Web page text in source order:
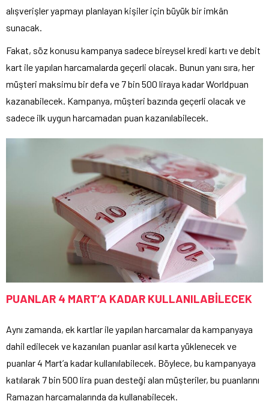
alışverişler yapmayı planlayan kişiler için büyük bir imkân
sunacak.
Fakat, söz konusu kampanya sadece bireysel kredi kartı ve debit
kart ile yapılan harcamalarda geçerli olacak. Bunun yanı sıra, her
müşteri maksimu bir defa ve 7 bin 500 liraya kadar Worldpuan
kazanabilecek. Kampanya, müşteri bazında geçerli olacak ve
sadece ilk uygun harcamadan puan kazanılabilecek.
PUANLAR 4 MART’A KADAR KULLANILABİLECEK
Aynı zamanda, ek kartlar ile yapılan harcamalar da kampanyaya
dahil edilecek ve kazanılan puanlar asıl karta yüklenecek ve
puanlar 4 Mart’a kadar kullanılabilecek. Böylece, bu kampanyaya
katılarak 7 bin 500 lira puan desteği alan müşteriler, bu puanlarını
Ramazan harcamalarında da kullanabilecek.